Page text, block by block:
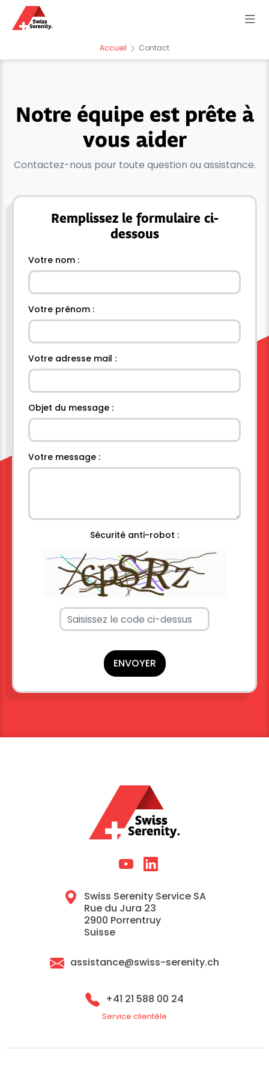
Accueil Contact
Notre équipe est prête à
vous aider
Contactez-nous pour toute question ou assistance.
Remplissez le formulaire ci-
dessous
Votre nom :
Votre prénom :
Votre adresse mail :
Objet du message :
Votre message :
Sécurité anti-robot :
ENVOYER
Swiss Serenity Service SA
Rue du Jura 23
2900 Porrentruy
Suisse
assistance@swiss-serenity.ch
+41 21 588 00 24
Service clientèle